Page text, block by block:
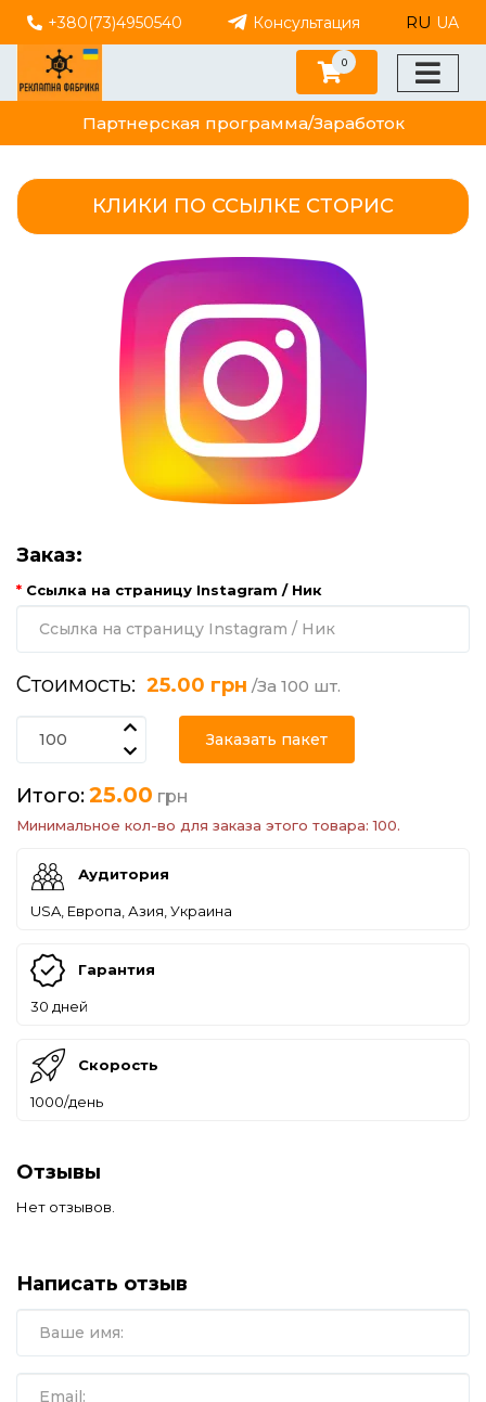
+380(73)4950540 Консультация RU UA
Партнерская программа/Заработок
0
КЛИКИ ПО ССЫЛКЕ СТОРИС
Заказ:
Ссылка на страницу Instagram / Ник
Стоимость: 25.00 грн /За 100 шт.
Заказать пакет
Итого:25.00 грн
Минимальное кол-во для заказа этого товара: 100.
Аудитория
USA, Европа, Азия, Украина
Гарантия
30 дней
Скорость
1000/день
Отзывы
Нет отзывов.
Написать отзыв